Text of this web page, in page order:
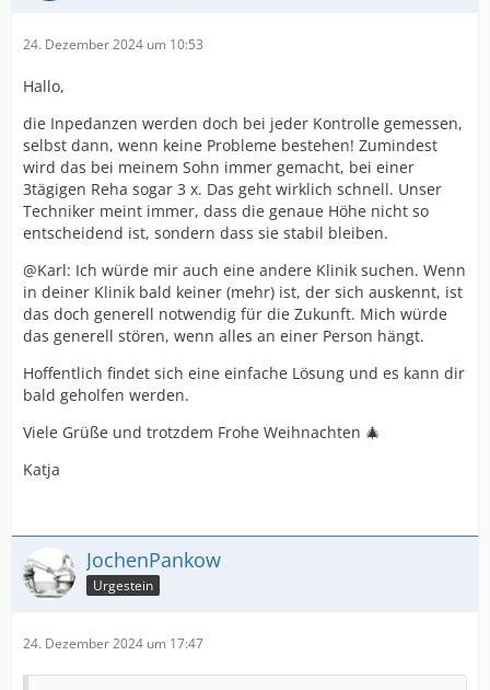
24. Dezember 2024 um 10:53
Hallo,
die Inpedanzen werden doch bei jeder Kontrolle gemessen,
selbst dann, wenn keine Probleme bestehen! Zumindest
wird das bei meinem Sohn immer gemacht, bei einer
3tägigen Reha sogar 3 x. Das geht wirklich schnell. Unser
Techniker meint immer, dass die genaue Höhe nicht so
entscheidend ist, sondern dass sie stabil bleiben.
@Karl: Ich würde mir auch eine andere Klinik suchen. Wenn
in deiner Klinik bald keiner (mehr) ist, der sich auskennt, ist
das doch generell notwendig für die Zukunft. Mich würde
das generell stören, wenn alles an einer Person hängt.
Hoffentlich findet sich eine einfache Lösung und es kann dir
bald geholfen werden.
Viele Grüße und trotzdem Frohe Weihnachten 🎄
Katja
JochenPankow
Urgestein
24. Dezember 2024 um 17:47